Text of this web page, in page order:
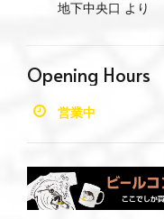
地下中央口 より
Opening Hours
営業中